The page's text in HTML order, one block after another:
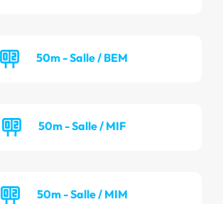
50m - Salle / BEM
50m - Salle / MIF
50m - Salle / MIM